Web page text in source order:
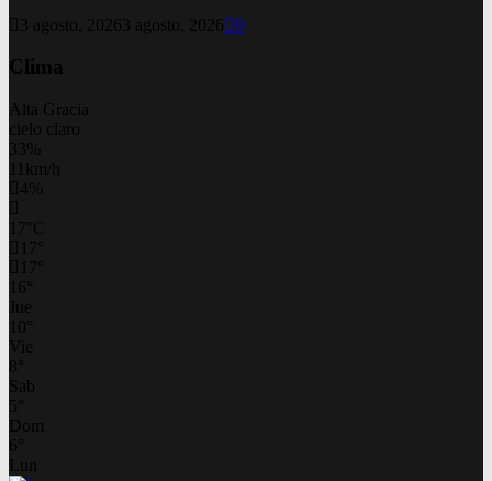
3 agosto, 2026 3 agosto, 2026 0
Clima
Alta Gracia
cielo claro
33%
11km/h
4%
17 C
17
17
16
Jue
10
Vie
8
Sab
5
Dom
6
Lun